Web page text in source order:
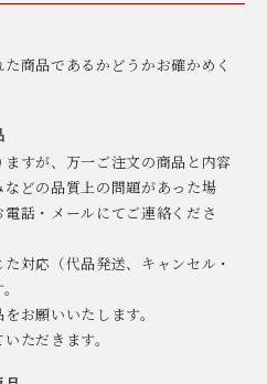
商品であるかどうかお確かめく
すが、万一ご注文の商品と内容
どの品質上の問題があった場
話・メールにてご連絡くださ
対応（代品発送、キャンセル・
お願いいたします。
ただきます。